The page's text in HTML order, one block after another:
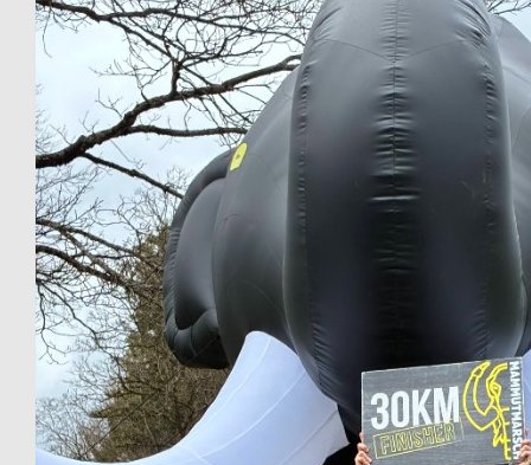
€26.98
Claudia Johanning